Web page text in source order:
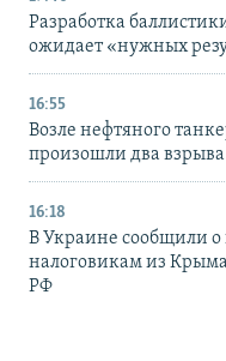
Разработка
ожидает «нужных
16:55
Возле нефтяного
произошли два взрыва
16:18
В Украине сообщили
налоговикам из
РФ